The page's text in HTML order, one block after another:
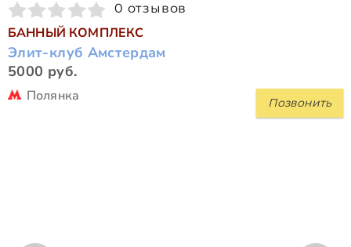
0 отзывов
БАННЫЙ КОМПЛЕКС
Элит-клуб Амстердам
5000 руб.
Позвонить
Полянка